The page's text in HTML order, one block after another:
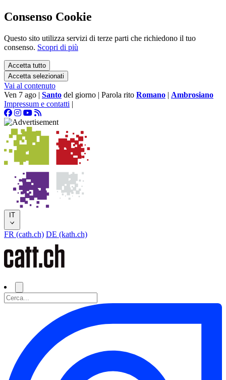
Consenso Cookie
Questo sito utilizza servizi di terze parti che richiedono il tuo
consenso. Scopri di più
Accetta tutto
Accetta selezionati
Vai al contenuto
Ven 7 ago | Santo del giorno | Parola rito Romano | Ambrosiano
Impressum e contatti |
IT
FR (cath.ch) DE (kath.ch)